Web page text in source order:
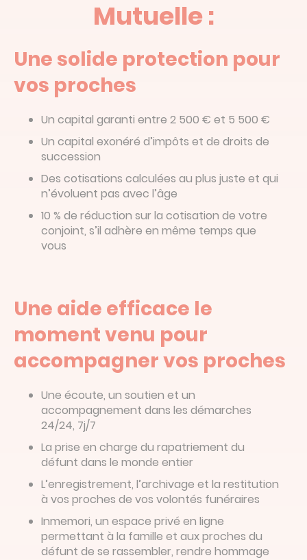
Mutuelle :
Une solide protection pour
vos proches
Un capital garanti entre 2 500 € et 5 500 €
Un capital exonéré d’impôts et de droits de
succession
Des cotisations calculées au plus juste et qui
n’évoluent pas avec l’âge
10 % de réduction sur la cotisation de votre
conjoint, s’il adhère en même temps que
vous
Une aide efficace le
moment venu pour
accompagner vos proches
Une écoute, un soutien et un
accompagnement dans les démarches
24/24, 7j/7
La prise en charge du rapatriement du
défunt dans le monde entier
L’enregistrement, l’archivage et la restitution
à vos proches de vos volontés funéraires
Inmemori, un espace privé en ligne
permettant à la famille et aux proches du
défunt de se rassembler, rendre hommage